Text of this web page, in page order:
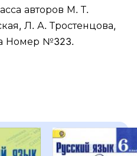
авторов М. Т.
Л. А. Тростенцова,
Номер №323.